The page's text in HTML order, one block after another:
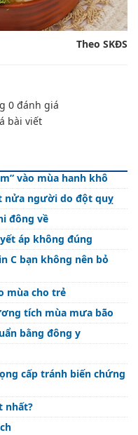
Theo SKĐS
0 đánh giá
bài viết
vào mùa hanh khô
nửa người do đột quỵ
đông về
áp không đúng
C bạn không nên bỏ
mùa cho trẻ
tích mùa mưa bão
bằng đông y
cấp tránh biến chứng
nhất?